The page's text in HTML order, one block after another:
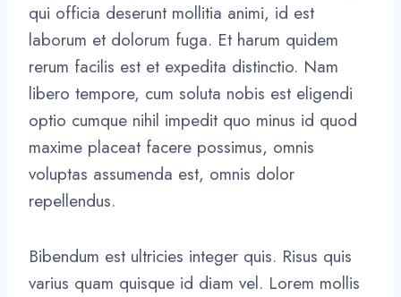
qui officia deserunt mollitia animi, id est
laborum et dolorum fuga. Et harum quidem
rerum facilis est et expedita distinctio. Nam
libero tempore, cum soluta nobis est eligendi
optio cumque nihil impedit quo minus id quod
maxime placeat facere possimus, omnis
voluptas assumenda est, omnis dolor
repellendus.
Bibendum est ultricies integer quis. Risus quis
varius quam quisque id diam vel. Lorem mollis